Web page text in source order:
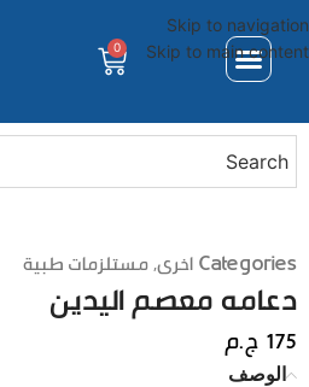
Skip to navigation
Skip to main content
0
Categoriesاخرى,مستلزمات طبية
دعامه معصم اليدين
175ج.م
الوصف